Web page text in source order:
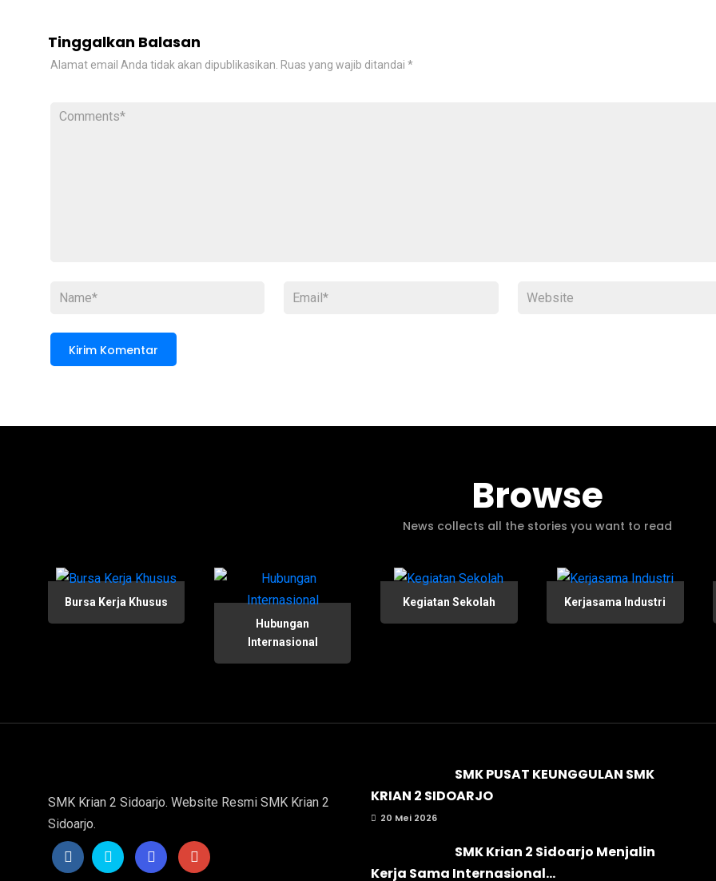
Tinggalkan Balasan
Alamat email Anda tidak akan dipublikasikan. Ruas yang wajib ditandai *
Browse
News collects all the stories you want to read
Bursa Kerja Khusus
Hubungan
Internasional
Kegiatan Sekolah Kerjasama Industri
SMK Krian 2 Sidoarjo. Website Resmi SMK Krian 2
Sidoarjo.
SMK PUSAT KEUNGGULAN SMK
KRIAN 2 SIDOARJO
20 Mei 2026
SMK Krian 2 Sidoarjo Menjalin
Kerja Sama Internasional...